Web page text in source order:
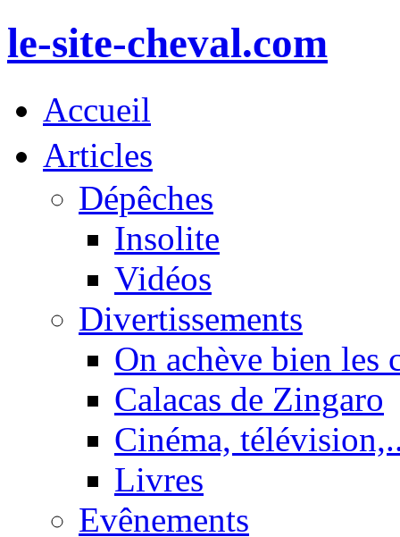
le-site-cheval.com
Accueil
Articles
Dépêches
Insolite
Vidéos
Divertissements
On achève bien les
Calacas de Zingaro
Cinéma,
Livres
Evênements